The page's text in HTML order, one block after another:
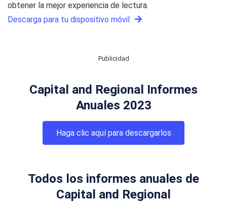
obtener la mejor experiencia de lectura.
Descarga para tu dispositivo móvil
Publicidad
Capital and Regional Informes
Anuales 2023
Haga clic aquí para descargarlos
Todos los informes anuales de
Capital and Regional